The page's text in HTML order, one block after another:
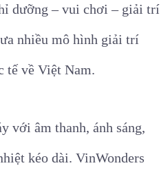
dưỡng – vui chơi – giải trí
nhiều mô hình giải trí
tế về Việt Nam.
với âm thanh, ánh sáng,
kéo dài. VinWonders